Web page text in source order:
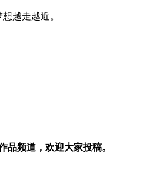
越走越近。
频道，欢迎大家投稿。